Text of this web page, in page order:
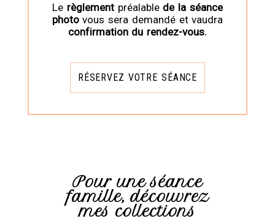
Le règlementpréalable de la séance
photovous sera demandé et vaudra
confirmation du rendez-vous.
RÉSERVEZ VOTRE SÉANCE
Pour une séance
famille, découvrez
mes collections